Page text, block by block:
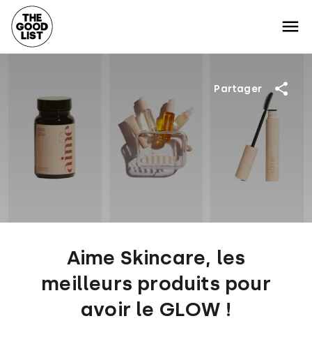
Aime Skincare, les
meilleurs produits pour
avoir le GLOW !
Partager